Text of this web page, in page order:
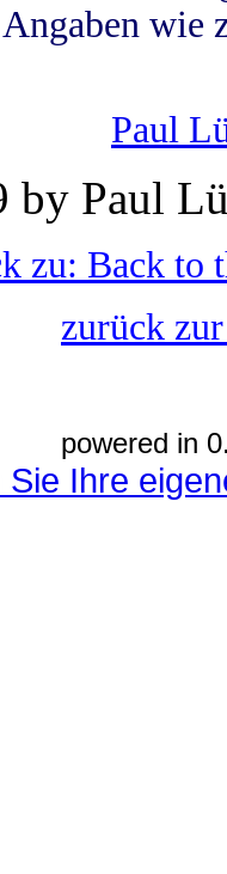
wie
Paul
Paul
zu: Back to
zurück
powered in
Sie Ihre